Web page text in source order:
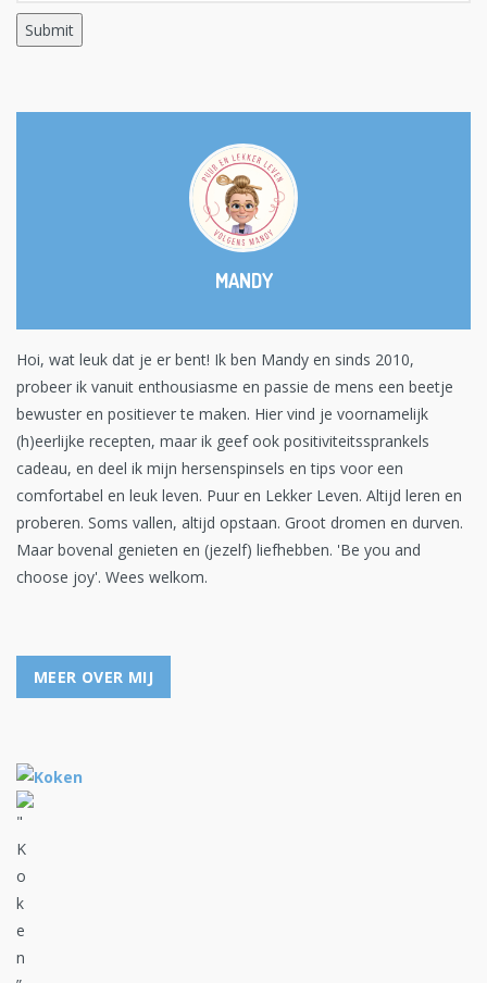
MANDY
Hoi, wat leuk dat je er bent! Ik ben Mandy en sinds 2010,
probeer ik vanuit enthousiasme en passie de mens een beetje
bewuster en positiever te maken. Hier vind je voornamelijk
(h)eerlijke recepten, maar ik geef ook positiviteitssprankels
cadeau, en deel ik mijn hersenspinsels en tips voor een
comfortabel en leuk leven. Puur en Lekker Leven. Altijd leren en
proberen. Soms vallen, altijd opstaan. Groot dromen en durven.
Maar bovenal genieten en (jezelf) liefhebben. 'Be you and
choose joy'. Wees welkom.
MEER OVER MIJ